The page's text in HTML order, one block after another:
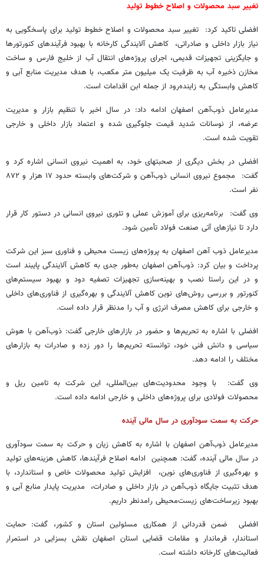
تغییر سبد محصولات و اصلاح خطوط تولید
افضلی تاکید کرد: تغییر سبد محصولات و اصلاح خطوط تولید برای پاسخگویی به
نیاز بازار داخلی و صادراتی، کاهش آلایندگی کارخانه با بهبود فرآیندهای کنورتورها
و جایگزینی تجهیزات قدیمی، اجرای پروژه‌های انتقال آب از خلیج فارس و ساخت
مخازن ذخیره آب به ظرفیت یک میلیون متر مکعب، با هدف مدیریت منابع آبی و
کاهش وابستگی به زاینده‌رود از جمله ابن اقدامات است.
مدیرعامل ذوب‌آهن اصفهان ادامه داد: در سال اخیر با تنظیم بازار و مدیریت
عرضه، از نوسانات شدید قیمت جلوگیری شده و اعتماد بازار داخلی و خارجی
تقویت شده است.
افضلی در بخش دیگری از صحبتهای خود، به اهمیت نیروی انسانی اشاره کرد و
گفت: مجموع نیروی انسانی ذوب‌آهن و شرکت‌های وابسته حدود ۱۷ هزار و ۸۷۲
نفر است.
وی گفت: برنامه‌ریزی برای آموزش عملی و تئوری نیروی انسانی در دستور کار قرار
دارد تا نیازهای آتی صنعت فولاد تأمین شود.
مدیرعامل ذوب آهن اصفهان به پروژه‌های زیست محیطی و فناوری سبز این شرکت
پرداخت و بیان کرد: ذوب‌آهن اصفهان به‌طور جدی به کاهش آلایندگی پایبند است
و در این راستا نصب و بهینه‌سازی تجهیزات تصفیه دود و بهبود سیستم‌های
کنورتور و بررسی روش‌های نوین کاهش آلایندگی و بهره‌گیری از فناوری‌های داخلی
و خارجی برای کاهش مصرف انرژی و آب را مدنظر قرار داده است.
افضلی با اشاره به تحریم‌ها و حضور در بازارهای خارجی گفت: ذوب‌آهن با هوش
سیاسی و دانش فنی خود، توانسته تحریم‌ها را دور زده و صادرات به بازارهای
مختلف را ادامه دهد.
وی گفت: با وجود محدودیت‌های بین‌المللی، این شرکت به تامین ریل و
محصولات فولادی برای پروژه‌های داخلی و خارجی ادامه داده است.
حرکت به سمت سودآوری در سال مالی آینده
مدیرعامل ذوب‌آهن اصفهان با اشاره به کاهش زیان و حرکت به سمت سودآوری
در سال مالی آینده، گفت: همچنین ادامه اصلاح فرآیندها، کاهش هزینه‌های تولید
و بهره‌گیری از فناوری‌های نوین، افزایش تولید محصولات خاص و استاندارد، با
هدف تثبیت جایگاه ذوب‌آهن در بازار داخلی و صادرات، مدیریت پایدار منابع آبی و
بهبود زیرساخت‌های زیست‌محیطی رامدنطر داریم.
افضلی ضمن قدردانی از همکاری مسئولین استان و کشور، گفت: حمایت
استاندار، فرماندار و مقامات قضایی استان اصفهان نقش بسزایی در استمرار
فعالیت‌های کارخانه داشته است.